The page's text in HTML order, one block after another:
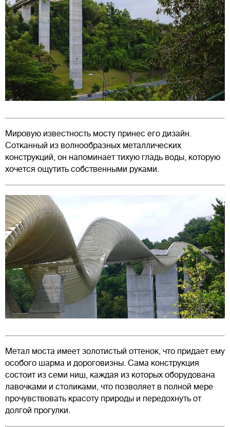
Мировую известность мосту принес его дизайн.
Сотканный из волнообразных металлических
конструкций, он напоминает тихую гладь воды, которую
хочется ощутить собственными руками.
Метал моста имеет золотистый оттенок, что придает ему
особого шарма и дороговизны. Сама конструкция
состоит из семи ниш, каждая из которых оборудована
лавочками и столиками, что позволяет в полной мере
прочувствовать красоту природы и передохнуть от
долгой прогулки.